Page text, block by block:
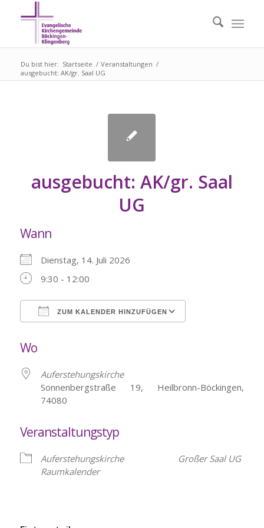
Du bist hier: Startseite / Veranstaltungen /
ausgebucht: AK/gr. Saal UG
ausgebucht: AK/gr. Saal
UG
Wann
Dienstag, 14. Juli 2026
9:30 - 12:00
ZUM KALENDER HINZUFÜGEN
Wo
Auferstehungskirche
Sonnenbergstraße 19, Heilbronn-Böckingen,
74080
Veranstaltungstyp
Auferstehungskirche
Großer Saal UG
Raumkalender